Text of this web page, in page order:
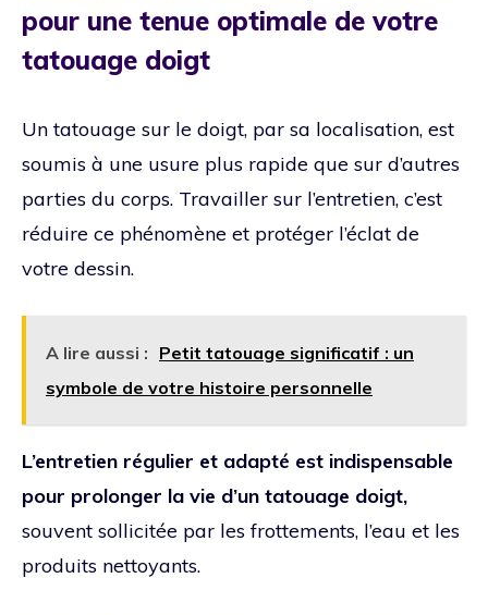
pour une tenue optimale de votre
tatouage doigt
Un tatouage sur le doigt, par sa localisation, est
soumis à une usure plus rapide que sur d’autres
parties du corps. Travailler sur l’entretien, c’est
réduire ce phénomène et protéger l’éclat de
votre dessin.
A lire aussi : Petit tatouage significatif : un
symbole de votre histoire personnelle
L’entretien régulier et adapté est indispensable
pour prolonger la vie d’un tatouage doigt,
souvent sollicitée par les frottements, l’eau et les
produits nettoyants.